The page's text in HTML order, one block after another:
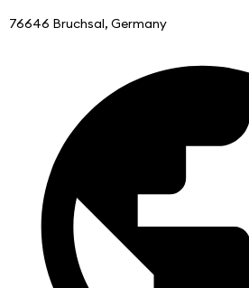
76646 Bruchsal, Germany